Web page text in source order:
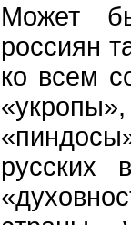
Может
россиян
ко всем
русских